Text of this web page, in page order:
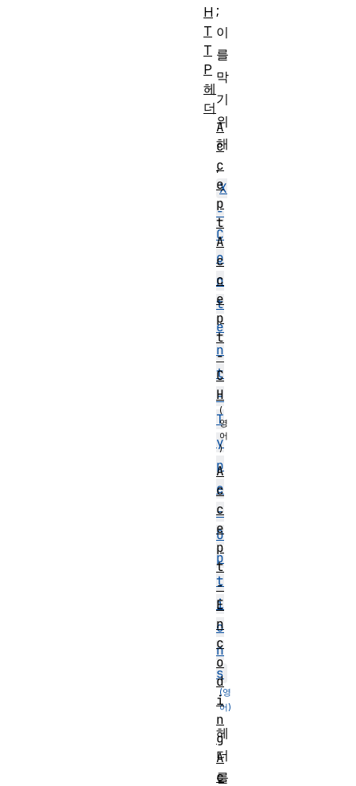
;
이
를
막
기
위
해
,
X
-
C
o
n
t
e
n
t
-
T
y
p
e
-
O
p
t
i
o
n
s
헤
더
를
H
T
T
P
헤
더
A
c
c
e
p
t
A
c
c
e
p
t
-
C
H
A
c
c
e
p
t
-
E
n
c
o
d
i
n
g
A
c